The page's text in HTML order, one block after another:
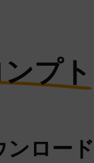
プト
ロード